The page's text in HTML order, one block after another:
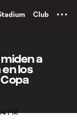
Club
miden a
los